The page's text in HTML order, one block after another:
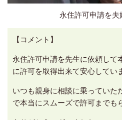
永住許可申請を夫
【コメント】
永住許可申請を先生に依頼して
に許可を取得出来て安心してい
いつも親身に相談に乗っていた
で本当にスムーズで許可までも